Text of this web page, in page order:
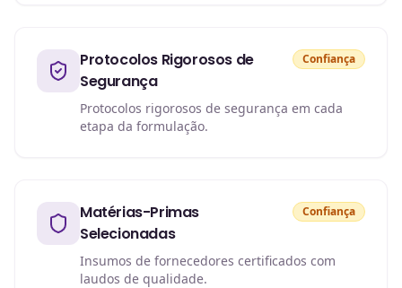
Protocolos Rigorosos de
Segurança
Confiança
Protocolos rigorosos de segurança em cada
etapa da formulação.
Matérias-Primas
Selecionadas
Confiança
Insumos de fornecedores certificados com
laudos de qualidade.